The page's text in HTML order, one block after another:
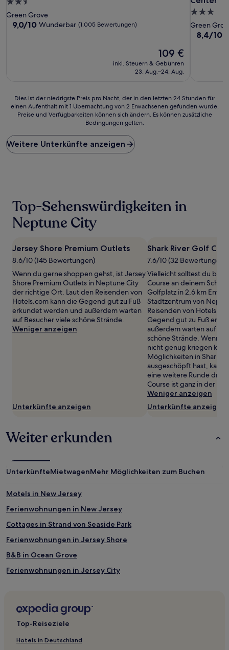
Sterne-
Unterkunft
Green Grove
9.0
9,0/10 Wunderbar (1.005 Bewertungen)
Der
Preis
beträgt
109 €
inkl. Steuern & Gebühren
23. Aug.–24. Aug.
3.0-
Sterne-
Green
8.4
8,4/10
Dies
ist
Preis
pro
Nacht,
24 Stunden
einen
Aufenthalt
1 Übernachtung
2 Erwachsenen
gefunden
wurde.
Preise
und
Verfügbarkeiten
können
sich
Dies ist der niedrigste Preis pro Nacht, der in den letzten 24 Stunden für
einen Aufenthalt mit 1 Übernachtung von 2 Erwachsenen gefunden wurde.
Preise und Verfügbarkeiten können sich ändern. Es können zusätzliche
Bedingungen gelten.
Weitere Unterkünfte anzeigen
Top-Sehenswürdigkeiten in
Neptune City
Jersey Shore Premium Outlets
8.6/10 (145 Bewertungen)
Wenn du gerne shoppen gehst, ist Jersey
Shore Premium Outlets in Neptune City
der richtige Ort. Laut den Reisenden von
Hotels.com kann die Gegend gut zu Fuß
erkundet werden und außerdem warten
auf Besucher viele schöne Strände.
Weniger anzeigen
Unterkünfte anzeigen
Shark River Golf
7.6/10 (32 Bewertungen)
Vielleicht solltest du
Course an deinem
Golfplatz in 2,6 km
Stadtzentrum von
Reisenden von
Gegend gut zu Fuß
außerdem warten auf
schöne Strände. Wenn
nicht genug kriegen
Möglichkeiten in Shark
ausgeschöpft hast,
eine weitere Runde
Course ist ganz in der
Weniger anzeigen
Unterkünfte anzeigen
Weiter erkunden
UnterkünfteMietwagenMehr Möglichkeiten zum Buchen
Motels in New Jersey
Ferienwohnungen in New Jersey
Cottages in Strand von Seaside Park
Ferienwohnungen in Jersey Shore
B&B in Ocean Grove
Ferienwohnungen in Jersey City
Pebble Beach Hotels
Top-Reiseziele
Hotels in Deutschland